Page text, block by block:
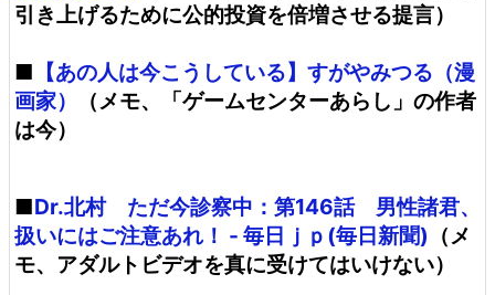
引き上げるために公的投資を倍増させる提言）
■ 【あの人は今こうしている】すがやみつる（漫
画家）
（メモ、「ゲームセンターあらし」の作者
は今）
■Dr.北村 ただ今診察中：第146話 男性諸君、
扱いにはご注意あれ！ - 毎日ｊｐ(毎日新聞) （メ
モ、アダルトビデオを真に受けてはいけない）